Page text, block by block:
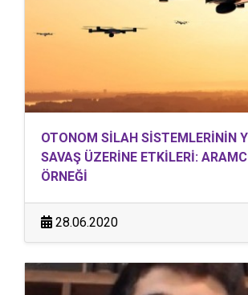
OTONOM SİLAH SİSTEMLERİNİN
SAVAŞ ÜZERİNE ETKİLERİ:
ÖRNEĞİ
28.06.2020